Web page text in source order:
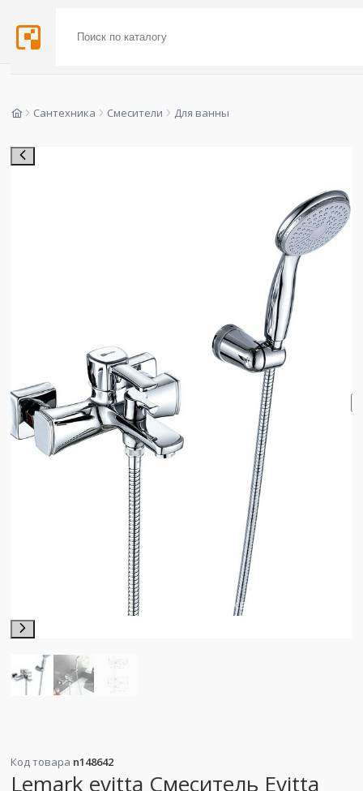
Сантехника Смесители Для ванны
Код товара n148642
Lemark evitta Смеситель Evitta